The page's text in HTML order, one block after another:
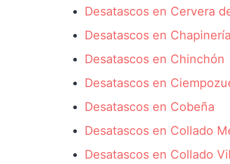
Desatascos en Cervera
Desatascos en Chapinería
Desatascos en Chinchón
Desatascos en
Desatascos en Cobeña
Desatascos en Collado
Desatascos en Collado